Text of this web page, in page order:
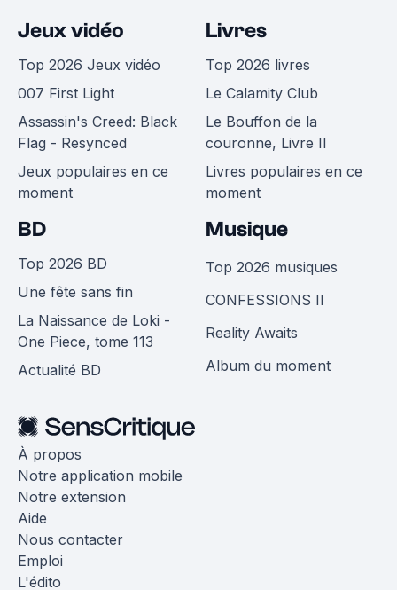
Jeux vidéo
Top 2026 Jeux vidéo
007 First Light
Assassin's Creed: Black
Flag - Resynced
Jeux populaires en ce
moment
Livres
Top 2026 livres
Le Calamity Club
Le Bouffon de la
couronne, Livre II
Livres populaires en ce
moment
BD
Top 2026 BD
Une fête sans fin
La Naissance de Loki -
One Piece, tome 113
Actualité BD
Musique
Top 2026 musiques
CONFESSIONS II
Reality Awaits
Album du moment
À propos
Notre application mobile
Notre extension
Aide
Nous contacter
Emploi
L'édito